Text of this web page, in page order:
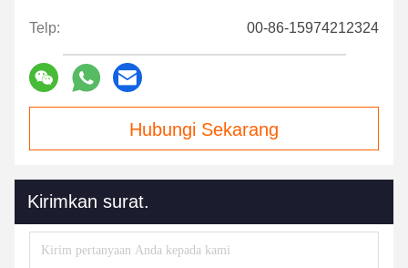
Telp: 00-86-15974212324
Hubungi Sekarang
Kirimkan surat.